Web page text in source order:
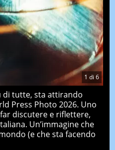
1 di 6
di tutte, sta attirando
Press Photo 2026. Uno
discutere e riflettere,
Un’immagine che
(e che sta facendo